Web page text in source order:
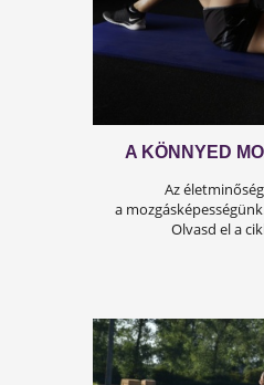
A
Megérkezett a
marhakollagén
Tudd